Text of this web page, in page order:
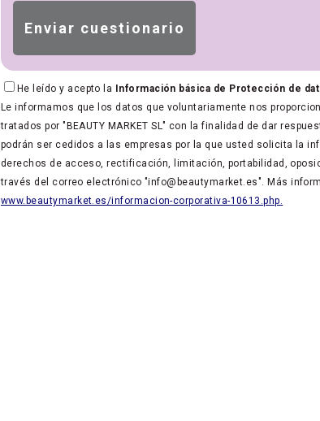
He leído y acepto la Información básica de Protección de
Le informamos que los datos que voluntariamente nos
tratados por "BEAUTY MARKET SL" con la finalidad de dar
podrán ser cedidos a las empresas por la que usted solicita la
derechos de acceso, rectificación, limitación, portabilidad,
través del correo electrónico "info@beautymarket.es". Más
www.beautymarket.es/informacion-corporativa-10613.php.